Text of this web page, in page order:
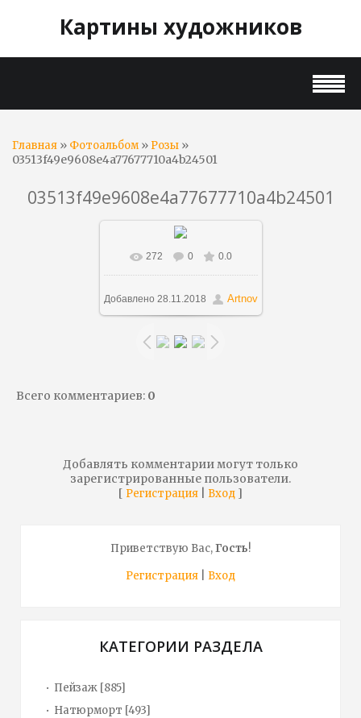
Картины художников
Главная » Фотоальбом» Розы »
03513f49e9608e4a77677710a4b24501
03513f49e9608e4a77677710a4b24501
В реальном размере
1000x266 / 40.0Kb
272 0 0.0
Добавлено 28.11.2018 Artnov
Всего комментариев: 0
Добавлять комментарии могут только
зарегистрированные пользователи.
[ Регистрация Вход ]
Приветствую Вас,Гость!
Регистрация
Вход
КАТЕГОРИИ РАЗДЕЛА
Пейзаж [885]
Натюрморт [493]